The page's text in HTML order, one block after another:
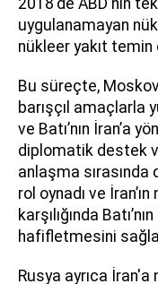
uygulanamayan
nükleer yakıt
Bu süreçte,
barışçıl amaçlarla
ve Batı’nın İran’a
diplomatik destek
anlaşma
rol oynadı ve
karşılığında
hafifletmesini
Rusya ayrıca